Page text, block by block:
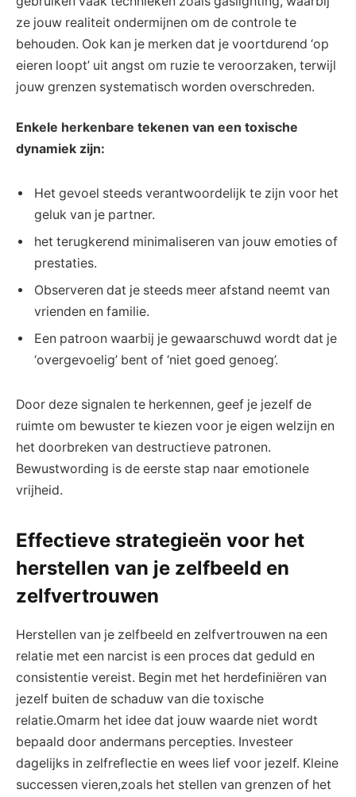
ze jouw realiteit ondermijnen om de controle te
behouden. Ook kan je merken dat je voortdurend ‘op
eieren loopt’ uit angst om ruzie te veroorzaken, terwijl
jouw grenzen systematisch worden overschreden.
Enkele herkenbare tekenen van een toxische
dynamiek zijn:
Het gevoel steeds verantwoordelijk te zijn voor het
geluk van je partner.
het terugkerend minimaliseren van jouw emoties of
prestaties.
Observeren dat je steeds meer afstand neemt van
vrienden en familie.
Een patroon waarbij je gewaarschuwd wordt dat je
‘overgevoelig’ bent of ‘niet goed genoeg’.
Door deze signalen te herkennen, geef je jezelf de
ruimte om bewuster te kiezen voor je eigen welzijn en
het doorbreken van destructieve patronen.
Bewustwording is de eerste stap naar emotionele
vrijheid.
Effectieve strategieën voor het
herstellen van je zelfbeeld en
zelfvertrouwen
Herstellen van je zelfbeeld en zelfvertrouwen na een
relatie met een narcist is een proces dat geduld en
consistentie vereist. Begin met het herdefiniëren van
jezelf buiten de schaduw van die toxische
relatie.Omarm het idee dat jouw waarde niet wordt
bepaald door andermans percepties. Investeer
dagelijks in zelfreflectie en wees lief voor jezelf. Kleine
successen vieren,zoals het stellen van grenzen of het